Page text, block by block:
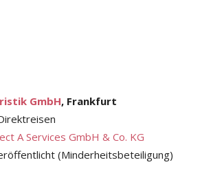
GmbH, Frankfurt
A Services GmbH & Co. KG
(Minderheitsbeteiligung)